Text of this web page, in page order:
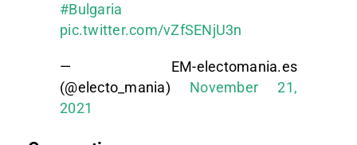
#Bulgaria
pic.twitter.com/vZfSENjU3n
— EM-electomania.es
(@electo_mania) November 21,
2021